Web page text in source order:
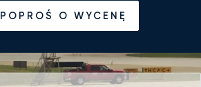
POPROŚ O WYCENĘ